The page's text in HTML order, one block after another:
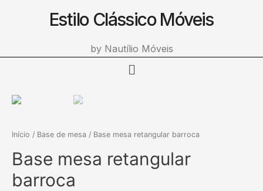
Estilo Clássico Móveis
by Nautílio Móveis
Menu
Início / Base de mesa / Base mesa retangular barroca
Base mesa retangular
barroca
mesa
barroca
quantidade